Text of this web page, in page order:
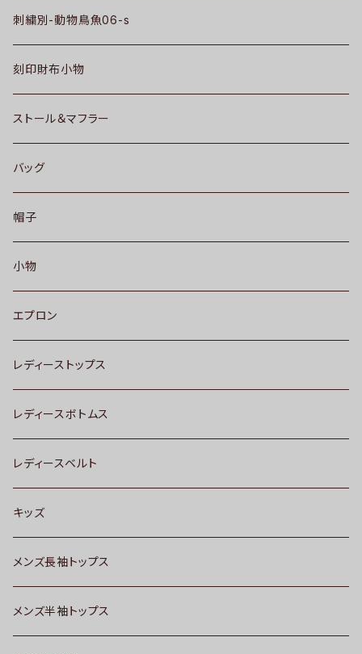
刺繍別-動物鳥魚06-s
刻印財布小物
ストール＆マフラー
バッグ
帽子
小物
エプロン
レディーストップス
レディースボトムス
レディースベルト
キッズ
メンズ長袖トップス
メンズ半袖トップス